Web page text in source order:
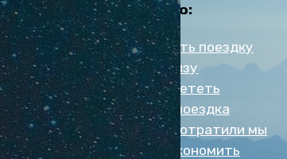
Важное про Японию:
Как спланировать поездку
Как получить визу
Как дешево долететь
Сколько стоит поездка
Сколько денег потратили мы
Как разумно сэкономить